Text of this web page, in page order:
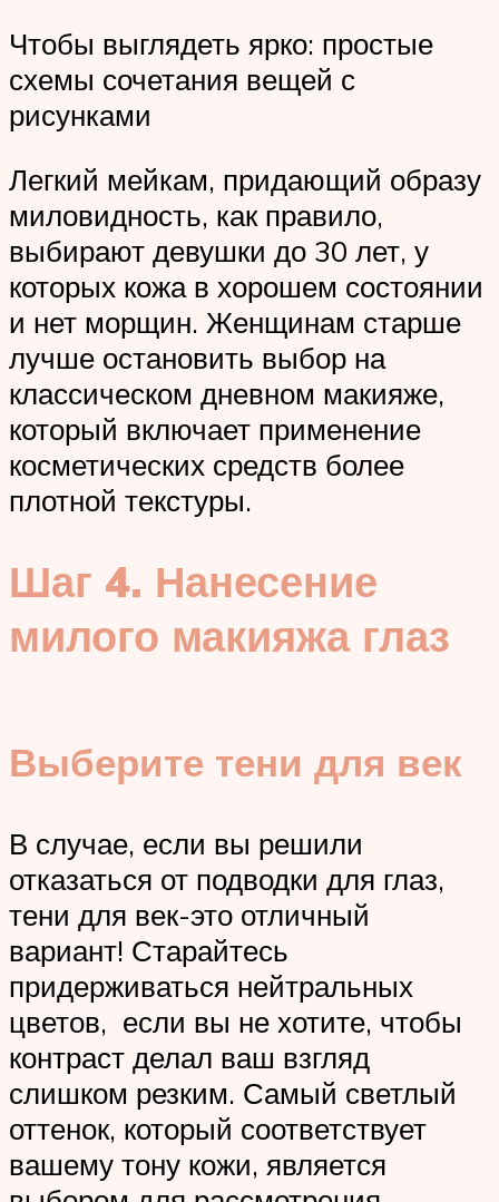
Чтобы выглядеть ярко: простые
схемы сочетания вещей с
рисунками
Легкий мейкам, придающий образу
миловидность, как правило,
выбирают девушки до 30 лет, у
которых кожа в хорошем состоянии
и нет морщин. Женщинам старше
лучше остановить выбор на
классическом дневном макияже,
который включает применение
косметических средств более
плотной текстуры.
Шаг 4. Нанесение
милого макияжа глаз
Выберите тени для век
В случае, если вы решили
отказаться от подводки для глаз,
тени для век-это отличный
вариант! Старайтесь
придерживаться нейтральных
цветов, если вы не хотите, чтобы
контраст делал ваш взгляд
слишком резким. Самый светлый
оттенок, который соответствует
вашему тону кожи, является